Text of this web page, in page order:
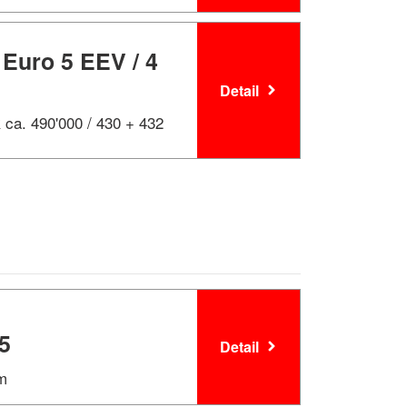
5 EEV / 4
490'000 / 430 + 432
Detail
Detail